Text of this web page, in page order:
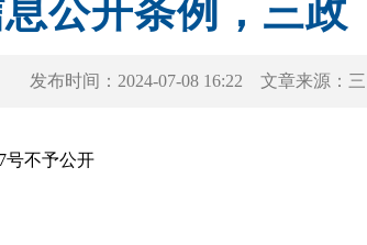
公开条例，三政
发布时间： 2024-07-08 16:22 文章来源：
号不予公开